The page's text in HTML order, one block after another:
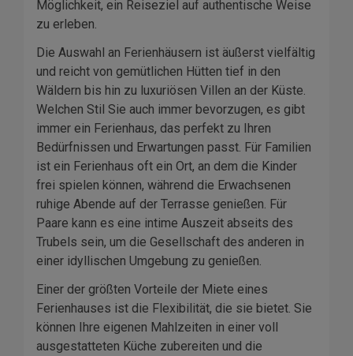
Möglichkeit, ein Reiseziel auf authentische Weise
zu erleben.
Die Auswahl an Ferienhäusern ist äußerst vielfältig
und reicht von gemütlichen Hütten tief in den
Wäldern bis hin zu luxuriösen Villen an der Küste.
Welchen Stil Sie auch immer bevorzugen, es gibt
immer ein Ferienhaus, das perfekt zu Ihren
Bedürfnissen und Erwartungen passt. Für Familien
ist ein Ferienhaus oft ein Ort, an dem die Kinder
frei spielen können, während die Erwachsenen
ruhige Abende auf der Terrasse genießen. Für
Paare kann es eine intime Auszeit abseits des
Trubels sein, um die Gesellschaft des anderen in
einer idyllischen Umgebung zu genießen.
Einer der größten Vorteile der Miete eines
Ferienhauses ist die Flexibilität, die sie bietet. Sie
können Ihre eigenen Mahlzeiten in einer voll
ausgestatteten Küche zubereiten und die